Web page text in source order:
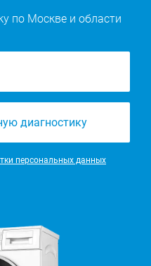
по Москве и области
диагностику
персональных данных